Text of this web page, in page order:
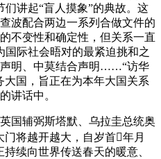
讲起“盲人摸象”的典故。这
波配合两边一系列合做文件的
不变性和确定性，但关系一直
国际社会晤对的最紧迫挑和之
明、中莫结合声明……“访华
国，旨正在为本年大国关系
讲话中。
辅弼斯塔默、乌拉圭总统奥
将越开越大，自岁首年月
持续向世界传送春天的暖意、